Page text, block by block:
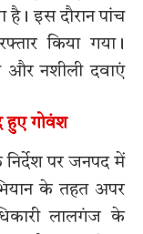
है। इस दौरान पांच
किया गया।
नशीली दवाएं
हुए गोवंश
पर जनपद में
के तहत अपर
लालगंज के